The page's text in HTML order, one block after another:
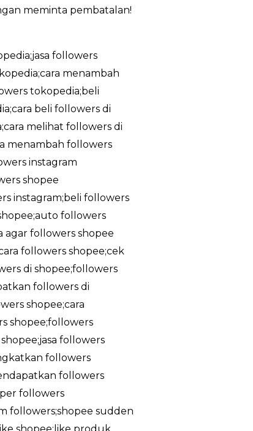
meminta pembatalan!
followers
menambah
tokopedia;beli
beli followers di
melihat followers di
menambah followers
instagram
shopee
instagram;beli followers
followers
agar followers shopee
followers shopee;cek
di shopee;followers
followers di
shopee;cara
shopee;followers
followers
followers
followers
followers
followers;shopee sudden
shopee;like produk